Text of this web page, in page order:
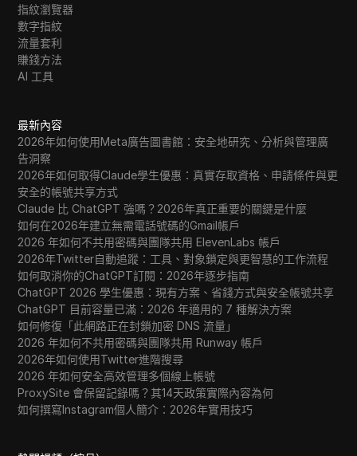
指紋瀏覽器
數字指紋
流量套利
賺錢方法
AI 工具
最新內容
2026年如何使用Meta廣告圖書館：安全地研究、分析與管理廣
告洞察
2026年如何取得Claude學生優惠：真實存取資格、申請條件與更
安全的帳號共享方式
Claude 比 ChatGPT 強嗎？2026年真正重要的關鍵是什麼
如何在2026年建立無需電話號碼的Gmail帳戶
2026 年如何不共用密碼與團隊共用 ElevenLabs 帳戶
2026年Twitter自動追蹤：工具、對象鎖定與更智慧的工作流程
如何取消你的ChatGPT訂閱：2026年逐步指南
ChatGPT 2026 學生優惠：現有方案、省錢方式與安全帳號共享
ChatGPT 目前容量已滿：2026 年適用的 7 種解決方案
如何修復「此網路正在封鎖加密 DNS 流量」
2026 年如何不共用密碼與團隊共用 Runway 帳戶
2026年如何使用Twitter進階搜尋
2026 年如何安全高效管理多個線上帳號
ProxySite 會保留記錄嗎？其14天政策實際內容為何
如何撰寫Instagram個人簡介：2026年實用技巧